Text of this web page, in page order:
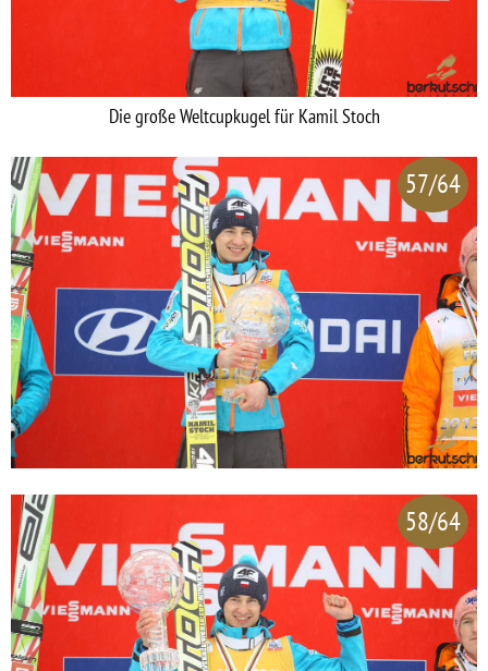
Die große Weltcupkugel für Kamil Stoch
57/64
58/64